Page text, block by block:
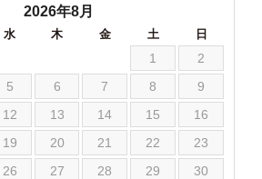
2026年8月
水 木 金 土 日
1
2
5 6 7 8
9
12 13 14 15
16
19 20 21 22
23
26 27 28 29
30